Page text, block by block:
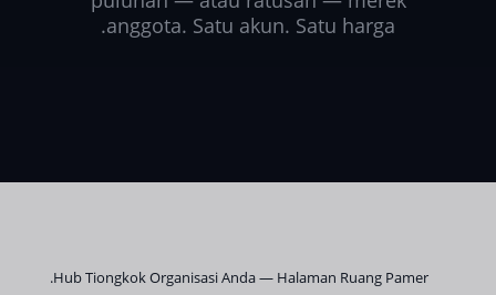
anggota. Satu akun. Satu harga.
Hub Tiongkok Organisasi Anda — Halaman Ruang Pamer.